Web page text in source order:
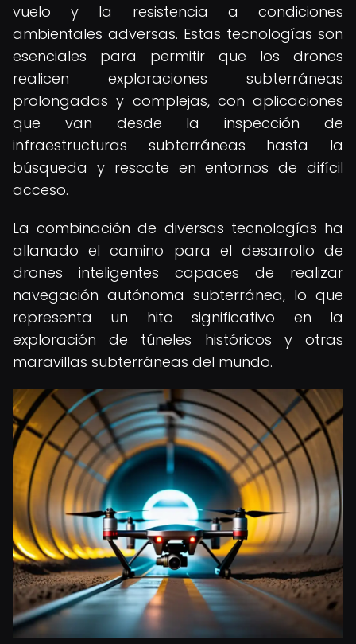
vuelo y la resistencia a condiciones
ambientales adversas. Estas tecnologías son
esenciales para permitir que los drones
realicen exploraciones subterráneas
prolongadas y complejas, con aplicaciones
que van desde la inspección de
infraestructuras subterráneas hasta la
búsqueda y rescate en entornos de difícil
acceso.
La combinación de diversas tecnologías ha
allanado el camino para el desarrollo de
drones inteligentes capaces de realizar
navegación autónoma subterránea, lo que
representa un hito significativo en la
exploración de túneles históricos y otras
maravillas subterráneas del mundo.